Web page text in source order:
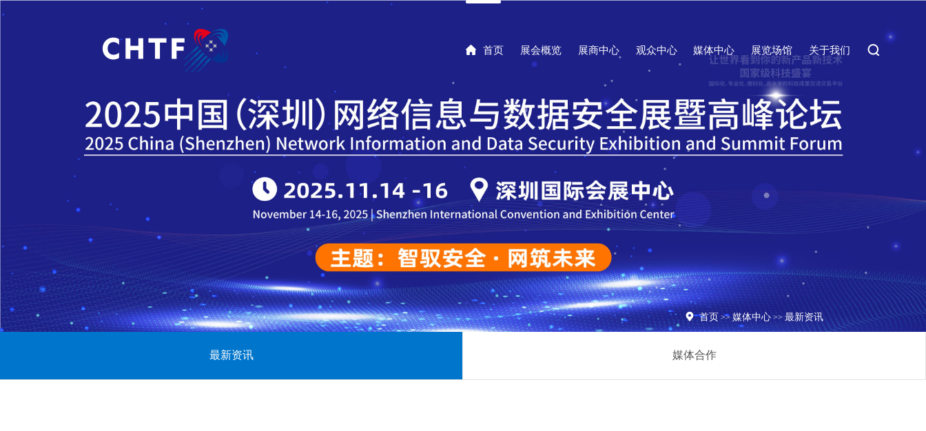
 首页 展会概览 展商中心 观众中心 媒体中心 展览场馆 关于我们 
 首页>>媒体中心>>最新资讯
最新资讯 媒体合作